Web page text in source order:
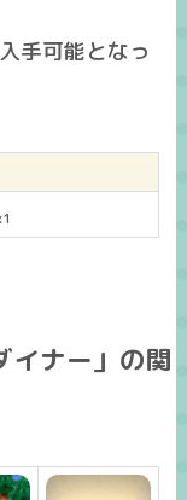
手可能となっ
ナー」の関